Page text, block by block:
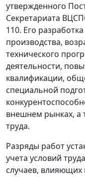
утвержденного
Секретариата
110. Его
производства,
технического
деятельности,
квалификации,
специальной
внешнем рынках, а
труда.
Разряды работ
учета условий
случаев, влияющих